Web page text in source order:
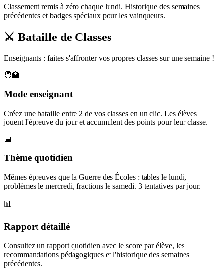
Classement remis à zéro chaque lundi. Historique des semaines
précédentes et badges spéciaux pour les vainqueurs.
⚔️ Bataille de Classes
Enseignants : faites s'affronter vos propres classes sur une semaine !
🧑‍🏫
Mode enseignant
Créez une bataille entre 2 de vos classes en un clic. Les élèves
jouent l'épreuve du jour et accumulent des points pour leur classe.
📅
Thème quotidien
Mêmes épreuves que la Guerre des Écoles : tables le lundi,
problèmes le mercredi, fractions le samedi. 3 tentatives par jour.
📊
Rapport détaillé
Consultez un rapport quotidien avec le score par élève, les
recommandations pédagogiques et l'historique des semaines
précédentes.